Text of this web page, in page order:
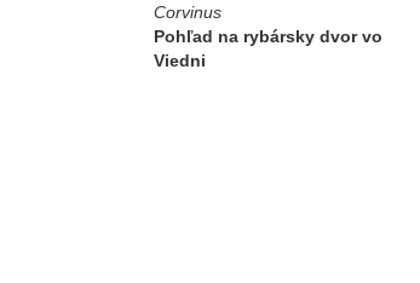
Corvinus
Pohľad na rybársky dvor vo
Viedni